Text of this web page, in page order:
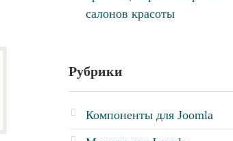
салонов красоты
Рубрики
Компоненты для Joomla